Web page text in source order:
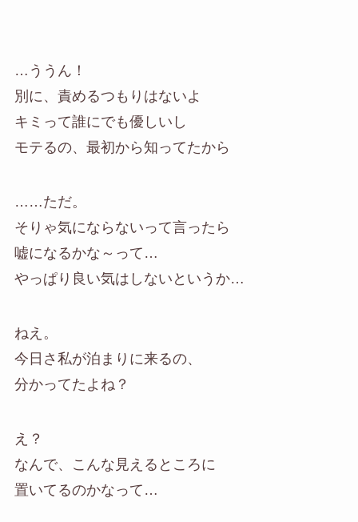
…ううん！
別に、責めるつもりはないよ
キミって誰にでも優しいし
モテるの、最初から知ってたから
……ただ。
そりゃ気にならないって言ったら
嘘になるかな～って…
やっぱり良い気はしないというか…
ねえ。
今日さ私が泊まりに来るの、
分かってたよね？
え？
なんで、こんな見えるところに
置いてるのかなって…